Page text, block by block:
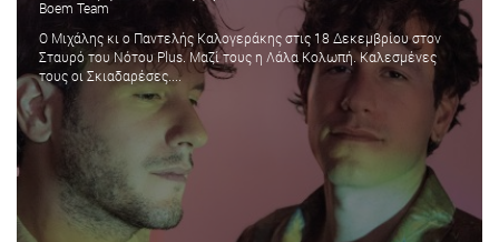
Boem Team
Ο Μιχάλης κι ο Παντελής Καλογεράκης στις 18 Δεκεμβρίου στον
Σταυρό του Νότου Plus. Μαζί τους η Λάλα Κολωπή. Καλεσμένες
τους οι Σκιαδαρέσες....